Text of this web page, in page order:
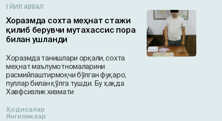
1 ЙИЛ АВВАЛ
Хоразмда сохта меҳнат стажи
қилиб берувчи мутахассис пора
билан ушланди
Хоразмда танишлари орқали, сохта
меҳнат маълумотномаларини
расмийлаштирмоқчи бўлган фуқаро,
пуллар билан қўлга тушди. Бу ҳақда
Хавфсизлик хизмати
Ҳодисалар
Янгиликлар